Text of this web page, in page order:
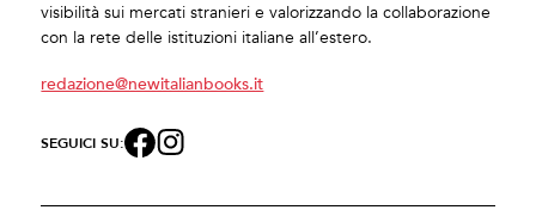
visibilità sui mercati stranieri e valorizzando la collaborazione
con la rete delle istituzioni italiane all’estero.
redazione@newitalianbooks.it
SEGUICI SU: